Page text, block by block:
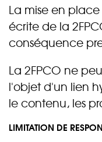
La mise en
écrite de la
conséquence
La 2FPCO ne
l'objet d'un lien
le contenu, les
LIMITATION DE